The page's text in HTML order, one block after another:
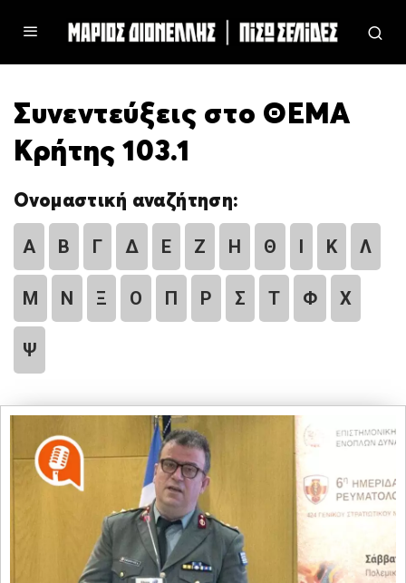
Συνεντεύξεις στο ΘΕΜΑ
Κρήτης 103.1
Ονομαστική αναζήτηση:
Α Β Γ Δ Ε Ζ Η Θ Ι Κ Λ
Μ Ν Ξ Ο Π Ρ Σ Τ Φ Χ
Ψ